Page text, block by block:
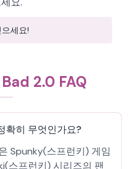
세요!
2.0 FAQ
확히 무엇인가요?
Spunky(스프런키) 게임
스프런키) 시리즈의 팬